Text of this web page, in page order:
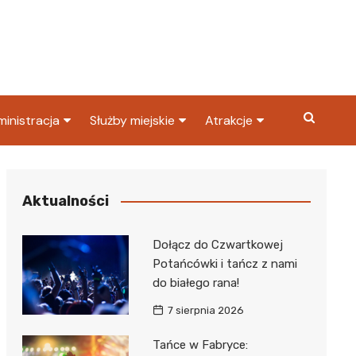
Skarbowy
Służby miejskie
Policja
Atrakcje
Aktualności
Dołącz do Czwartkowej
Potańcówki i tańcz z nami
do białego rana!
7 sierpnia 2026
Tańce w Fabryce: